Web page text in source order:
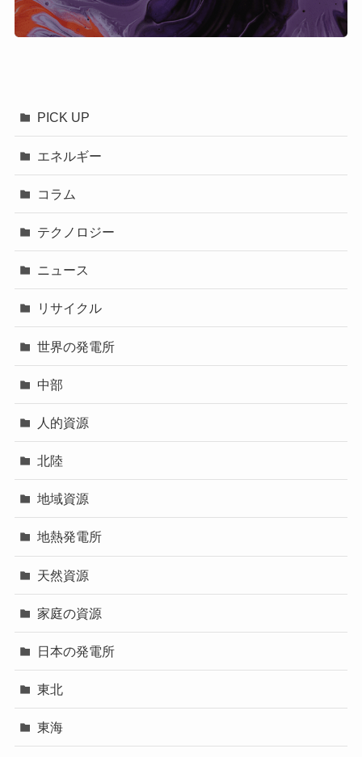
PICK UP
エネルギー
コラム
テクノロジー
ニュース
リサイクル
世界の発電所
中部
人的資源
北陸
地域資源
地熱発電所
天然資源
家庭の資源
日本の発電所
東北
東海